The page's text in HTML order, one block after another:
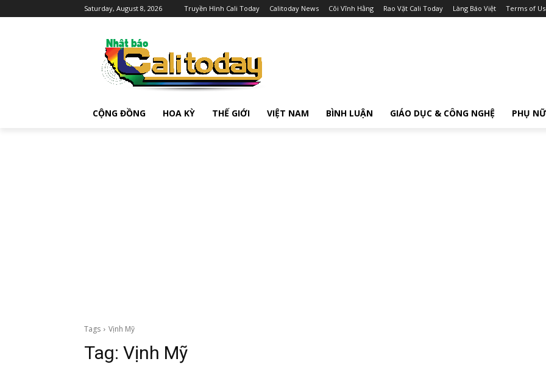
Saturday, August 8, 2026 Truyền Hình Cali Today Calitoday News Cõi Vĩnh Hằng Rao Vặt Cali Today Làng Báo Việt Terms of
CỘNG ĐỒNG HOA KỲ THẾ GIỚI VIỆT NAM BÌNH LUẬN GIÁO DỤC & CÔNG NGHỆ PHỤ NỮ
Tags Vịnh Mỹ
Tag: Vịnh Mỹ